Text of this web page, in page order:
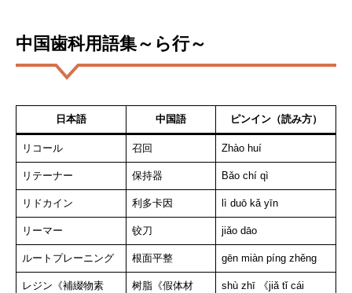
中国歯科用語集～ら行～
日本語 中国語 ピンイン（読み方）
リコール 召回 Zhào huí
リテーナー 保持器 Bǎo chí qì
リドカイン 利多卡因 lì duō kǎ yīn
リーマー 铰刀 jiǎo dāo
ルートプレーニング 根面平整 gēn miàn píng zhěng
レジン《補綴物素 树脂《假体材 shù zhī 《jiǎ tǐ cái